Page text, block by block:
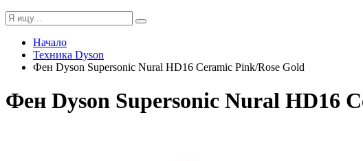
Начало
Техника Dyson
Фен Dyson Supersonic Nural HD16 Ceramic Pink/Rose Gold
Фен Dyson Supersonic Nural HD16